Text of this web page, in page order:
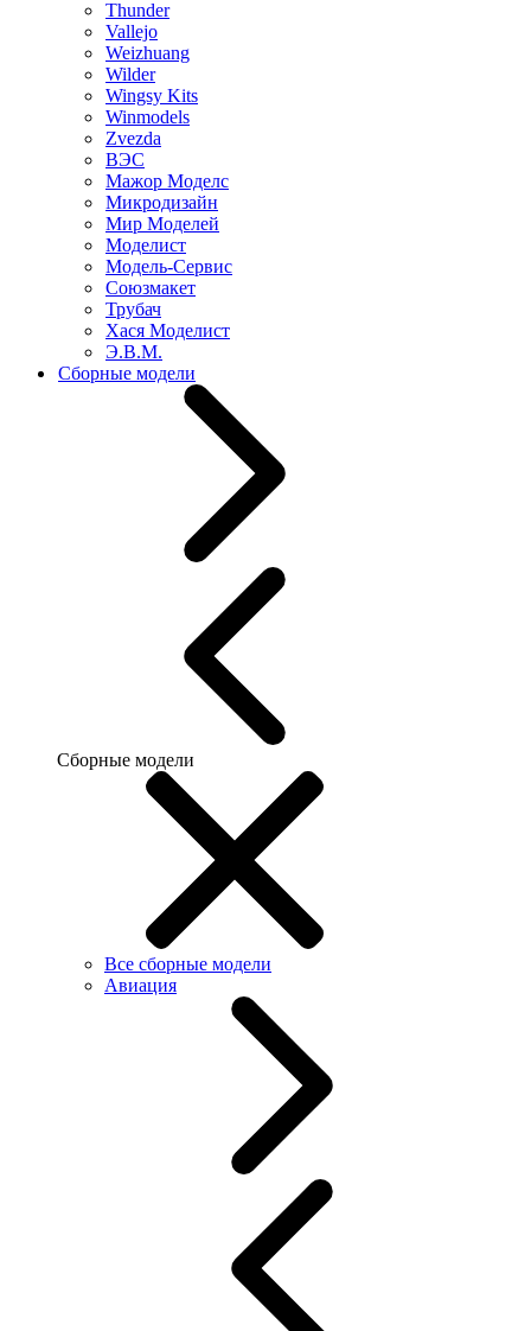
Thunder
Vallejo
Weizhuang
Wilder
Wingsy Kits
Winmodels
Zvezda
ВЭС
Мажор Моделс
Микродизайн
Мир Моделей
Моделист
Модель-Сервис
Союзмакет
Трубач
Хася Моделист
Э.В.М.
Сборные модели
Сборные модели
Все сборные модели
Авиация